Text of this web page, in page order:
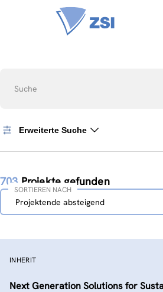
Suche
Erweiterte Suche
703 Projekte gefunden
Sortieren
nachProjektende absteigend
SORTIEREN NACH
INHERIT
Next Generation Solutions for